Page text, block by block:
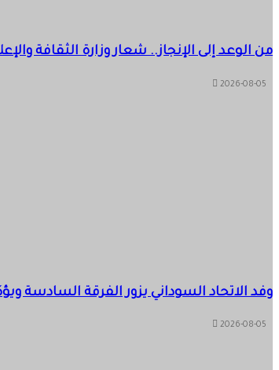
من الوعد إلى الإنجاز.. شعار وزارة الثقافة
2026-08-05
وفد الاتحاد السوداني يزور الفرقة السادسة
2026-08-05